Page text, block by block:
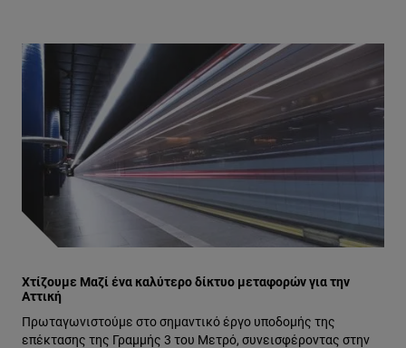
Χτίζουμε Μαζί ένα καλύτερο δίκτυο μεταφορών για την
Αττική
Πρωταγωνιστούμε στο σημαντικό έργο υποδομής της
επέκτασης της Γραμμής 3 του Μετρό, συνεισφέροντας στην